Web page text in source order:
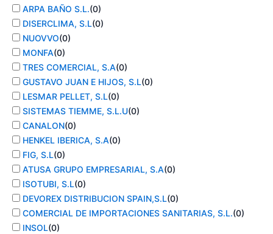
ARPA BAÑO S.L.(0)
DISERCLIMA, S.L(0)
NUOVVO(0)
MONFA(0)
TRES COMERCIAL, S.A(0)
GUSTAVO JUAN E HIJOS, S.L(0)
LESMAR PELLET, S.L(0)
SISTEMAS TIEMME, S.L.U(0)
CANALON(0)
HENKEL IBERICA, S.A(0)
FIG, S.L(0)
ATUSA GRUPO EMPRESARIAL, S.A(0)
ISOTUBI, S.L(0)
DEVOREX DISTRIBUCION SPAIN,S.L(0)
COMERCIAL DE IMPORTACIONES SANITARIAS, S.L.(0)
INSOL(0)